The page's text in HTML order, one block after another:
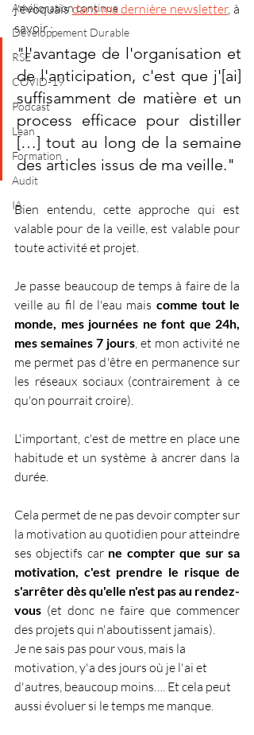
Amélioration continue
Développement Durable
RSE
COVID-19
Podcast
Lean
Formation
Audit
IA
j'évoquais dans ma dernière newsletter, à
savoir :
"l'avantage de l'organisation et
de l'anticipation, c'est que j'[ai]
suffisamment de matière et un
process efficace pour distiller
[…] tout au long de la semaine
des articles issus de ma veille."
Bien entendu, cette approche qui est
valable pour de la veille, est valable pour
toute activité et projet.
Je passe beaucoup de temps à faire de la
veille au fil de l'eau mais comme tout le
monde, mes journées ne font que 24h,
mes semaines 7 jours, et mon activité ne
me permet pas d'être en permanence sur
les réseaux sociaux (contrairement à ce
qu'on pourrait croire).
L'important, c'est de mettre en place une
habitude et un système à ancrer dans la
durée.
Cela permet de ne pas devoir compter sur
la motivation au quotidien pour atteindre
ses objectifs car ne compter que sur sa
motivation, c'est prendre le risque de
s'arrêter dès qu'elle n'est pas au rendez-
vous (et donc ne faire que commencer
des projets qui n'aboutissent jamais).
Je ne sais pas pour vous, mais la
motivation, y'a des jours où je l'ai et
d'autres, beaucoup moins…. Et cela peut
aussi évoluer si le temps me manque.